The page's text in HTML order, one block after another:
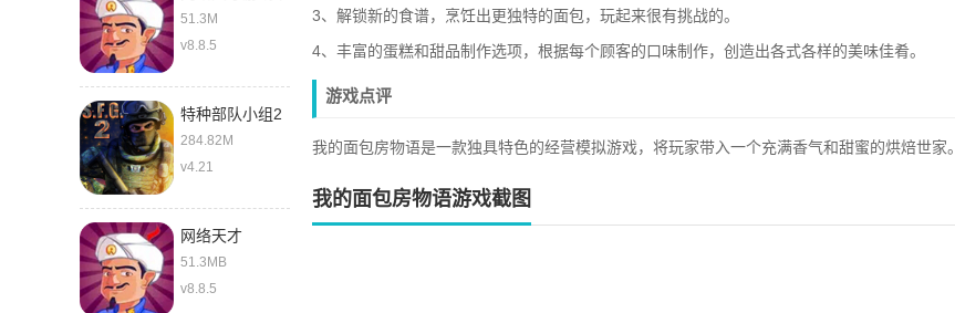
载中文版
51.3M
v8.8.5
特种部队小组2
最新版
284.82M
v4.21
网络天才
51.3MB
v8.8.5
3、解锁新的食谱，烹饪出更独特的面包，玩起来很有挑战的。
4、丰富的蛋糕和甜品制作选项，根据每个顾客的口味制作，创造出各式各样的美味佳肴。
游戏点评
我的面包房物语是一款独具特色的经营模拟游戏，将玩家带入一个充满香气和甜蜜的烘焙世家。
我的面包房物语游戏截图